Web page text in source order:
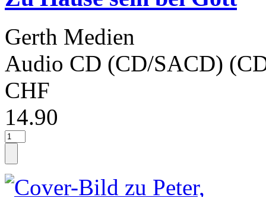
Gerth Medien
Audio CD (CD/SACD)
CHF
14.90